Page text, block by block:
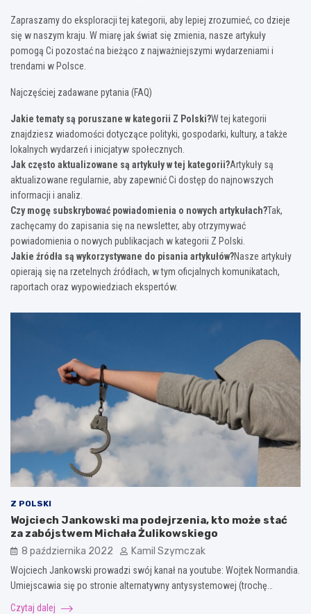
Zapraszamy do eksploracji tej kategorii, aby lepiej zrozumieć, co dzieje
się w naszym kraju. W miarę jak świat się zmienia, nasze artykuły
pomogą Ci pozostać na bieżąco z najważniejszymi wydarzeniami i
trendami w Polsce.
Najczęściej zadawane pytania (FAQ)
Jakie tematy są poruszane w kategorii Z Polski?W tej kategorii
znajdziesz wiadomości dotyczące polityki, gospodarki, kultury, a także
lokalnych wydarzeń i inicjatyw społecznych.
Jak często aktualizowane są artykuły w tej kategorii?Artykuły są
aktualizowane regularnie, aby zapewnić Ci dostęp do najnowszych
informacji i analiz.
Czy mogę subskrybować powiadomienia o nowych artykułach?Tak,
zachęcamy do zapisania się na newsletter, aby otrzymywać
powiadomienia o nowych publikacjach w kategorii Z Polski.
Jakie źródła są wykorzystywane do pisania artykułów?Nasze artykuły
opierają się na rzetelnych źródłach, w tym oficjalnych komunikatach,
raportach oraz wypowiedziach ekspertów.
Z POLSKI
Wojciech Jankowski ma podejrzenia, kto może stać
za zabójstwem Michała Żulikowskiego
8 października 2022 Kamil Szymczak
Wojciech Jankowski prowadzi swój kanał na youtube: Wojtek Normandia.
Umiejscawia się po stronie alternatywny antysystemowej (trochę…
Czytaj dalej